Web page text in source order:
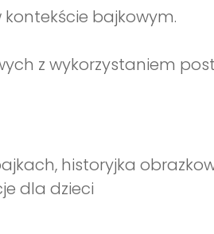
bajkowym.
z wykorzystaniem
historyjka
dla dzieci